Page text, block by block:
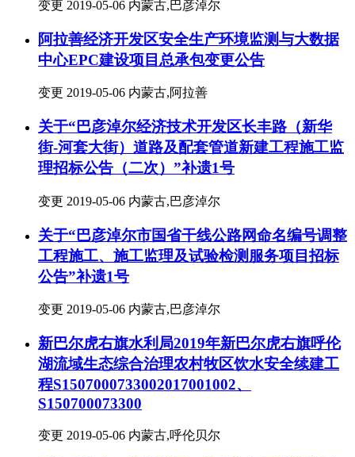
变更 2019-05-06 内蒙古,巴彦淖尔
阿拉善经济开发区安全生产环境监测与大数据
中心EPC建设项目总承包变更公告
变更 2019-05-06 内蒙古,阿拉善
关于“巴彦淖尔经济技术开发区长丰路（新华
街-河套大街）道路及配套管道新建工程施工监
理招标公告（二次）”补遗1号
变更 2019-05-06 内蒙古,巴彦淖尔
关于“巴彦淖尔市国省干线公路网命名编号调整
工程施工、施工监理及试验检测服务项目招标
公告”补遗1号
变更 2019-05-06 内蒙古,巴彦淖尔
新巴尔虎右旗水利局2019年新巴尔虎右旗呼伦
湖流域生态综合治理农村牧区饮水安全续建工
程S1507000733002017001002、
S150700073300
变更 2019-05-06 内蒙古,呼伦贝尔